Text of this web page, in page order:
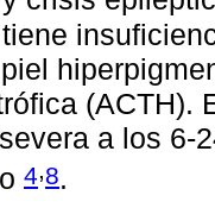
(ACTH).
a los 6-
4,8.